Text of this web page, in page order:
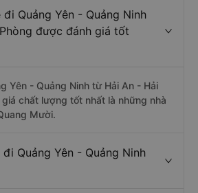
đi Quảng Yên - Quảng Ninh
được đánh giá tốt
Yên - Quảng Ninh từ Hải An - Hải
chất lượng tốt nhất là những nhà
Mười.
đi Quảng Yên - Quảng Ninh